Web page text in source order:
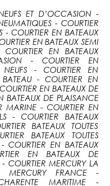
ET D’OCCASION -
- COURTIER
- COURTIER EN BATEAUX
EN BATEAUX SEMI
EN BATEAUX
- COURTIER EN
NEUFS - COURTIER EN
- COURTIER EN
EN BATEAUX DE
BATEAUX DE PLAISANCE
MARINE - COURTIER EN
- COURTIER BATEAUX
BATEAUX TOUTES
BATEAUX TOUTES
COURTIER EN BATEAUX
EN BATEAUX DE
COURTIER MERCURY LA
MERCURY FRANCE -
MARITIME -